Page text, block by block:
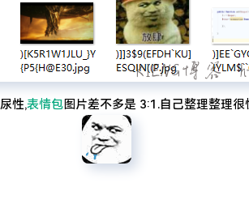
性,表情包图片差不多是 3:1.自己整理整理